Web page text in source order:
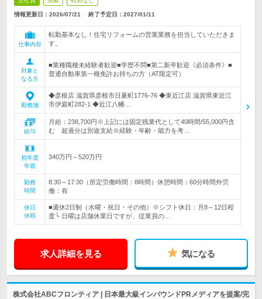
情報更新日：2026/07/21 終了予定日： 2027/01/11
仕事内容
転勤基本なし！住宅リフォームの営業業務を担当していただきま
す。
対象と
なる方
■業種職種未経験者歓迎■学歴不問■第二新卒歓迎《必須条件》■
普通自動車第一種免許お持ちの方（AT限定可）
勤務地
◆彦根店 滋賀県彦根市日夏町1776-76 ◆東近江店 滋賀県東近江
市伊庭町282-1 ◆近江八幡…
給与
月給：238,700円※上記には固定残業代として40時間/55,000円含
む 超過分は別途支給※経験・年齢・能力を考…
初年度
年収
340万円～520万円
勤務
時間
8:30～17:30（所定労働時間：8時間）休憩時間：60分時間外労
働：有
休日
休暇
■週休2日制（水曜・祝日・その他）※シフト休日：月8～12日程
度└ 日曜は店舗休業日ですが、従業員の…
求人詳細を見る 気になる
株式会社ABCフロンティア | 日本最大級インバウンドPRメディアを提案/完